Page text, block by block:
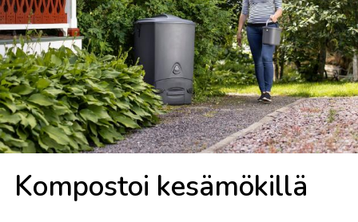
Kom­pos­toi ke­sä­mö­kil­lä